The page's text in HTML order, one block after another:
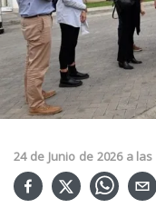
24 de Junio de 2026 a las